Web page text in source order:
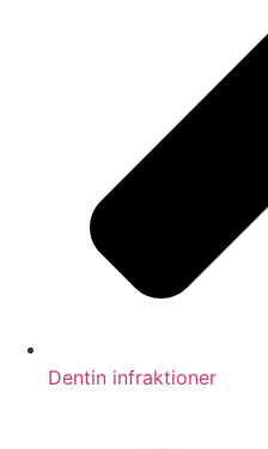
Dentin infraktioner